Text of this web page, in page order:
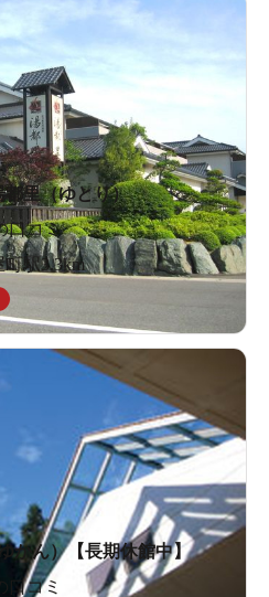
都里（ゆとり）
口コミ
駅3.3km
かん）【長期休館中】
口コミ